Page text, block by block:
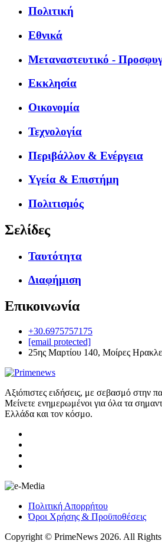
Πολιτική
Εθνικά
Μεταναστευτικό -
Εκκλησία
Οικονομία
Τεχνολογία
Περιβάλλον & Ενέργεια
Υγεία & Επιστήμη
Πολιτισμός
Σελίδες
Ταυτότητα
Διαφήμιση
Επικοινωνία
+30.6975757175
[email protected]
25ης Μαρτίου 140, Μοίρες
Αξιόπιστες ειδήσεις, με σεβασμό στην
Μείνετε ενημερωμένοι για όλα τα
Ελλάδα και τον κόσμο.
Πολιτική Απορρήτου
Όροι Χρήσης & Προϋποθέσεις
Copyright © PrimeNews 2026. All